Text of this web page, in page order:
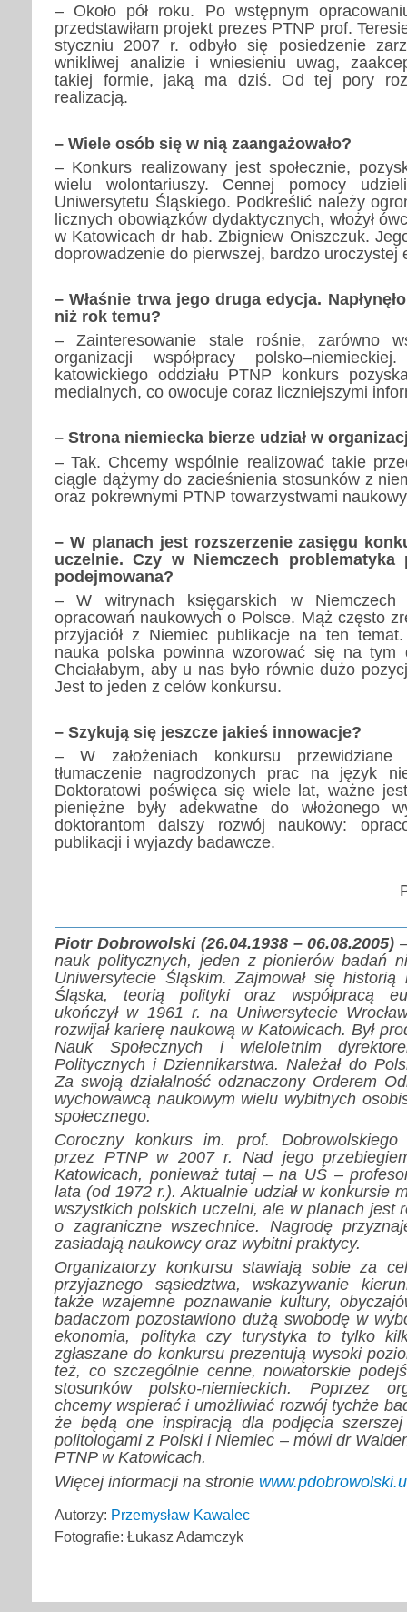
– Około pół roku. Po wstępnym
przedstawiłam projekt prezes PTNP prof.
styczniu 2007 r. odbyło się posiedzenie
wnikliwej analizie i wniesieniu uwag,
takiej formie, jaką ma dziś. Od tej pory
realizacją.
– Wiele osób się w nią zaangażowało?
– Konkurs realizowany jest społecznie,
wielu wolontariuszy. Cennej pomocy
Uniwersytetu Śląskiego. Podkreślić należy
licznych obowiązków dydaktycznych, włożył
w Katowicach dr hab. Zbigniew Oniszczuk.
doprowadzenie do pierwszej, bardzo uroczystej
– Właśnie trwa jego druga edycja.
niż rok temu?
– Zainteresowanie stale rośnie, zarówno
organizacji współpracy
katowickiego oddziału PTNP konkurs
medialnych, co owocuje coraz liczniejszymi
– Strona niemiecka bierze udział w
– Tak. Chcemy wspólnie realizować takie
ciągle dążymy do zacieśnienia stosunków z
oraz pokrewnymi PTNP towarzystwami
– W planach jest rozszerzenie zasięgu
uczelnie. Czy w Niemczech
podejmowana?
– W witrynach księgarskich w
opracowań naukowych o Polsce. Mąż często
przyjaciół z Niemiec publikacje na ten
nauka polska powinna wzorować się na tym
Chciałabym, aby u nas było równie dużo
Jest to jeden z celów konkursu.
– Szykują się jeszcze jakieś innowacje?
– W założeniach konkursu
tłumaczenie nagrodzonych prac na język
Doktoratowi poświęca się wiele lat, ważne
pieniężne były adekwatne do włożonego
doktorantom dalszy rozwój naukowy:
publikacji i wyjazdy badawcze.
Piotr Dobrowolski (26.04.1938 – 06.08.2005)
nauk politycznych, jeden z pionierów badań
Uniwersytecie Śląskim. Zajmował się historią
Śląska, teorią polityki oraz współpracą
ukończył w 1961 r. na Uniwersytecie
rozwijał karierę naukową w Katowicach. Był
Nauk Społecznych i wieloletnim
Politycznych i Dziennikarstwa. Należał do
Za swoją działalność odznaczony Orderem
wychowawcą naukowym wielu wybitnych
społecznego.
Coroczny konkurs im. prof. Dobrowolskiego
przez PTNP w 2007 r. Nad jego
Katowicach, ponieważ tutaj – na UŚ –
lata (od 1972 r.). Aktualnie udział w konkursie
wszystkich polskich uczelni, ale w planach jest
o zagraniczne wszechnice. Nagrodę
zasiadają naukowcy oraz wybitni praktycy.
Organizatorzy konkursu stawiają sobie za
przyjaznego sąsiedztwa, wskazywanie
także wzajemne poznawanie kultury,
badaczom pozostawiono dużą swobodę w
ekonomia, polityka czy turystyka to tylko
zgłaszane do konkursu prezentują wysoki
też, co szczególnie cenne, nowatorskie
stosunków polsko-niemieckich. Poprzez
chcemy wspierać i umożliwiać rozwój tychże
że będą one inspiracją dla podjęcia szerszej
politologami z Polski i Niemiec – mówi dr
PTNP w Katowicach.
Więcej informacji na stronie
Autorzy: Przemysław Kawalec
Fotografie: Łukasz Adamczyk